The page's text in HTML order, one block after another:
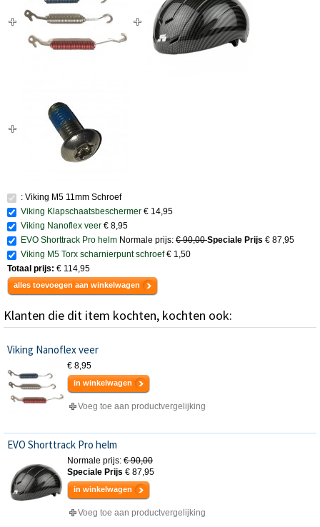
: Viking M5 11mm Schroef
Viking Klapschaatsbeschermer € 14,95
Viking Nanoflex veer € 8,95
EVO Shorttrack Pro helm Normale prijs: € 90,00Speciale Prijs € 87,95
Viking M5 Torx scharnierpunt schroef € 1,50
Totaal prijs: € 114,95
alles toevoegen aan winkelwagen
Klanten die dit item kochten, kochten ook:
Viking Nanoflex veer
€ 8,95
in winkelwagen
Voeg toe aan productvergelijking
EVO Shorttrack Pro helm
Normale prijs: € 90,00
Speciale Prijs € 87,95
in winkelwagen
Voeg toe aan productvergelijking